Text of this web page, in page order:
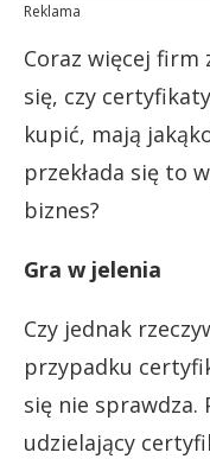
Reklama
Coraz więcej firm
się, czy
kupić, mają
przekłada się to
biznes?
Gra w jelenia
Czy jednak
przypadku
się nie sprawdza.
udzielający